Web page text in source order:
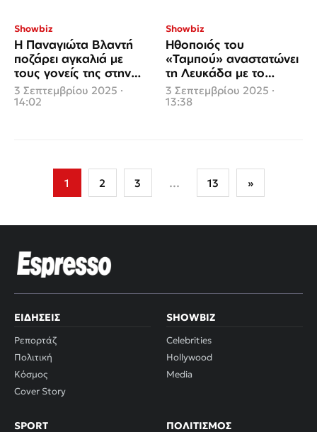
Showbiz
Η Παναγιώτα Βλαντή
ποζάρει αγκαλιά με
τους γονείς της στην
Καλαμάτα
3 Σεπτεμβρίου 2025 ·
14:02
Showbiz
Ηθοποιός του
«Ταμπού» αναστατώνει
τη Λευκάδα με το
μικροσκοπικό της
μπικίνι
3 Σεπτεμβρίου 2025 ·
13:38
Σελιδοποίηση
άρθρων
1 2 3 … 13 »
ΕΙΔΉΣΕΙΣ
Ρεπορτάζ
Πολιτική
Κόσμος
Cover Story
SHOWBIZ
Celebrities
Hollywood
Media
SPORT ΠΟΛΙΤΙΣΜΌΣ